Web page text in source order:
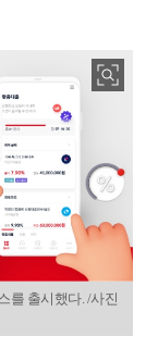
를 출시했다. /사진